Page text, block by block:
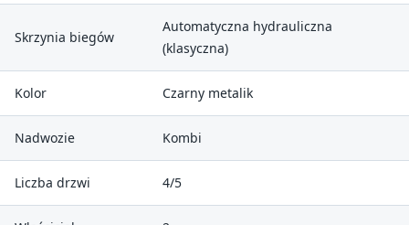
Skrzynia biegów
Automatyczna hydrauliczna
(klasyczna)
Kolor Czarny metalik
Nadwozie Kombi
Liczba drzwi 4/5